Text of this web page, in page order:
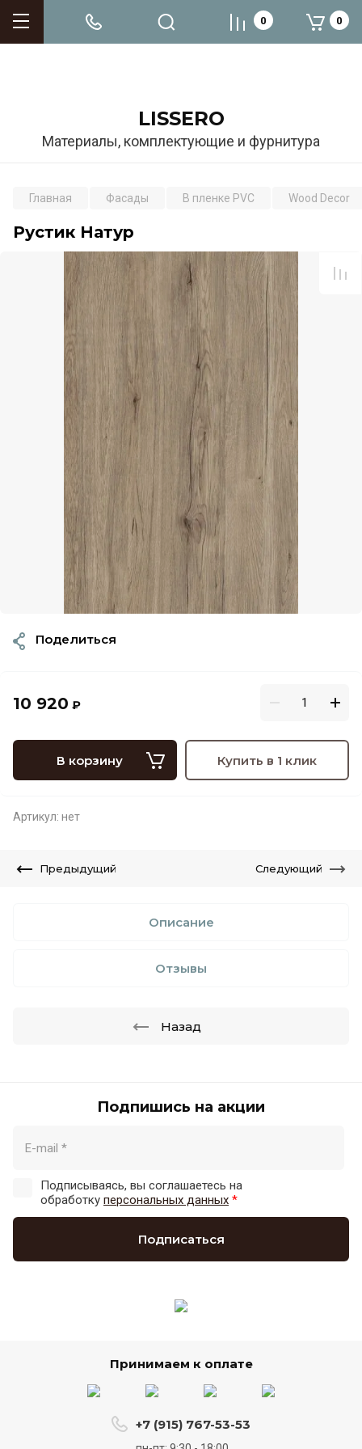
LISSERO
Материалы, комплектующие и фурнитура
0 0
Главная Фасады В пленке PVC Wood Decor
Рустик Натур
10 920 ₽
В корзину Купить в 1 клик
Артикул: нет
Поделиться
Предыдущий Следующий
Описание
Отзывы
Назад
Подпишись на акции
Подписываясь, вы соглашаетесь на
обработку персональных данных *
Подписаться
Принимаем к оплате
+7 (915) 767-53-53